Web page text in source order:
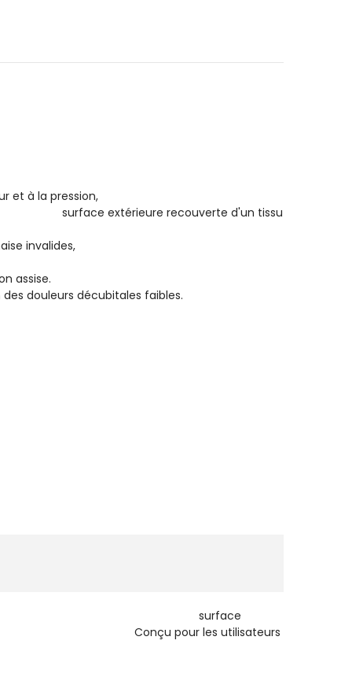
à la chaleur et à la pression,
d'un tissu
de chaise invalides,
assise.
douleurs décubitales faibles.
pression, surface
pour les utilisateurs